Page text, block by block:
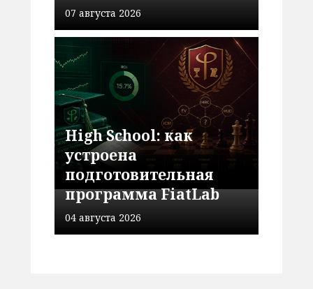
07 августа 2026
High School: как
устроена
подготовительная
программа FiatLab
04 августа 2026